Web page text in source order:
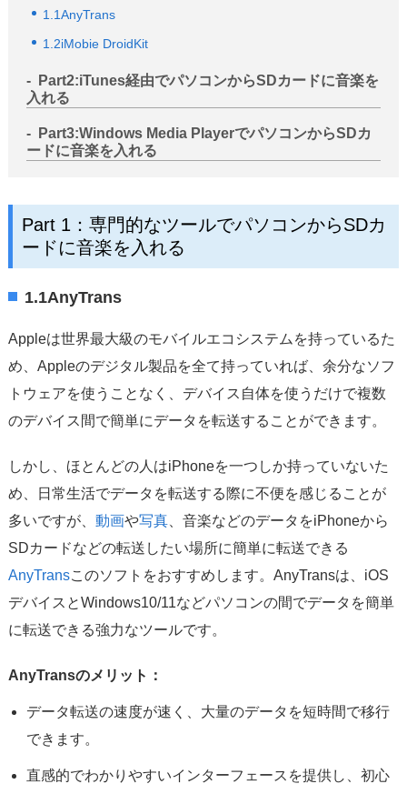
1.1AnyTrans
1.2iMobie DroidKit
Part2:iTunes経由でパソコンからSDカードに音楽を
入れる
Part3:Windows Media PlayerでパソコンからSDカ
ードに音楽を入れる
Part 1：専門的なツールでパソコンからSDカ
ードに音楽を入れる
1.1AnyTrans
Appleは世界最大級のモバイルエコシステムを持っているた
め、Appleのデジタル製品を全て持っていれば、余分なソフ
トウェアを使うことなく、デバイス自体を使うだけで複数
のデバイス間で簡単にデータを転送することができます。
しかし、ほとんどの人はiPhoneを一つしか持っていないた
め、日常生活でデータを転送する際に不便を感じることが
多いですが、 動画や写真、音楽などのデータをiPhoneから
SDカードなどの転送したい場所に簡単に転送できる
AnyTransこのソフトをおすすめします。AnyTransは、iOS
デバイスとWindows10/11などパソコンの間でデータを簡単
に転送できる強力なツールです。
AnyTransのメリット：
データ転送の速度が速く、大量のデータを短時間で移行
できます。
直感的でわかりやすいインターフェースを提供し、初心